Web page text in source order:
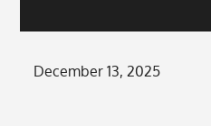
Posted
December 13, 2025